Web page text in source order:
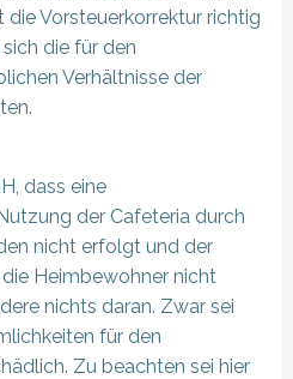
die Vorsteuerkorrektur richtig
die für den
Verhältnisse der
dass eine
der Cafeteria durch
nicht erfolgt und der
Heimbewohner nicht
nichts daran. Zwar sei
für den
Zu beachten sei hier